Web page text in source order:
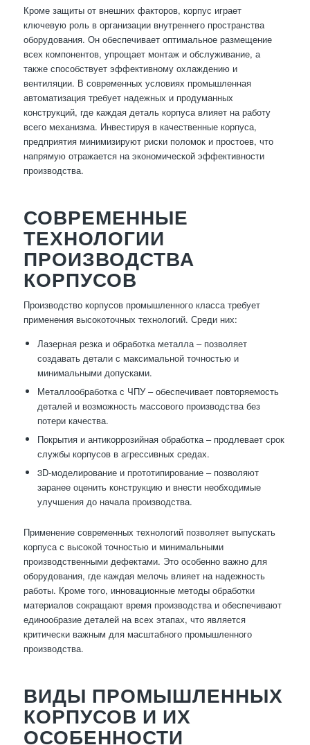
Кроме защиты от внешних факторов, корпус играет
ключевую роль в организации внутреннего пространства
оборудования. Он обеспечивает оптимальное размещение
всех компонентов, упрощает монтаж и обслуживание, а
также способствует эффективному охлаждению и
вентиляции. В современных условиях промышленная
автоматизация требует надежных и продуманных
конструкций, где каждая деталь корпуса влияет на работу
всего механизма. Инвестируя в качественные корпуса,
предприятия минимизируют риски поломок и простоев, что
напрямую отражается на экономической эффективности
производства.
СОВРЕМЕННЫЕ
ТЕХНОЛОГИИ
ПРОИЗВОДСТВА
КОРПУСОВ
Производство корпусов промышленного класса требует
применения высокоточных технологий. Среди них:
Лазерная резка и обработка металла – позволяет
создавать детали с максимальной точностью и
минимальными допусками.
Металлообработка с ЧПУ – обеспечивает повторяемость
деталей и возможность массового производства без
потери качества.
Покрытия и антикоррозийная обработка – продлевает срок
службы корпусов в агрессивных средах.
3D-моделирование и прототипирование – позволяют
заранее оценить конструкцию и внести необходимые
улучшения до начала производства.
Применение современных технологий позволяет выпускать
корпуса с высокой точностью и минимальными
производственными дефектами. Это особенно важно для
оборудования, где каждая мелочь влияет на надежность
работы. Кроме того, инновационные методы обработки
материалов сокращают время производства и обеспечивают
единообразие деталей на всех этапах, что является
критически важным для масштабного промышленного
производства.
ВИДЫ ПРОМЫШЛЕННЫХ
КОРПУСОВ И ИХ
ОСОБЕННОСТИ